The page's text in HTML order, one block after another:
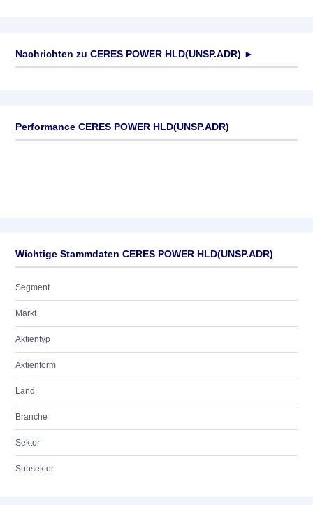
Nachrichten zu CERES POWER HLD(UNSP.ADR) ►
Performance CERES POWER HLD(UNSP.ADR)
Wichtige Stammdaten CERES POWER HLD(UNSP.ADR)
Segment
Markt
Aktientyp
Aktienform
Land
Branche
Sektor
Subsektor